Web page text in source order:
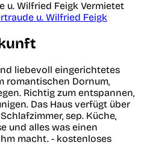
u. Wilfried Feigk Vermietet
u. Wilfried Feigk
liebevoll eingerichtetes
romantischen Dornum,
Richtig zum entspannen,
Das Haus verfügt über
sep. Küche,
und alles was einen
macht. - kostenloses